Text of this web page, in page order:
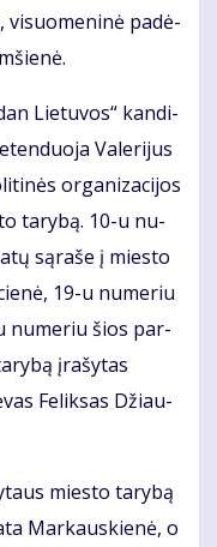
vi­suo­me­ni­nė pa­dė­
Lie­tu­vos“ kan­di­
Va­le­ri­jus
or­ga­ni­za­ci­jos
ta­ry­bą. 10-u nu­
są­ra­še į mies­to
19-u nu­me­riu
nu­me­riu šios par­
įra­šy­tas
Fe­lik­sas Džiau­
mies­to ta­ry­bą
Mar­kaus­kie­nė, o